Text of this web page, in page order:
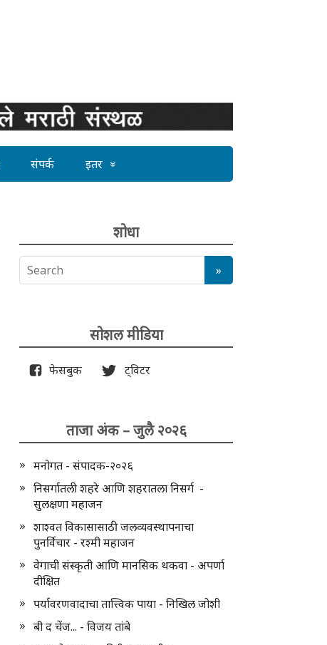
संपर्क इतर
शोधा
सोशल मीडिया
फेसबुक ट्विटर
ताजा अंक – जुलै २०२६
मनोगत - संपादक-२०२६
निसर्गातली शहरे आणि शहरातला निसर्ग -
सुलक्षणा महाजन
शाश्वत विकासासाठी जलव्यवस्थापनाचा
पुनर्विचार - रश्मी महाजन
वेगाची संस्कृती आणि मानसिक थकवा - अपर्णा
दीक्षित
पर्यावरणवादाचा तात्त्विक पाया - निखिल जोशी
बी द चेंज... - विजय तांबे